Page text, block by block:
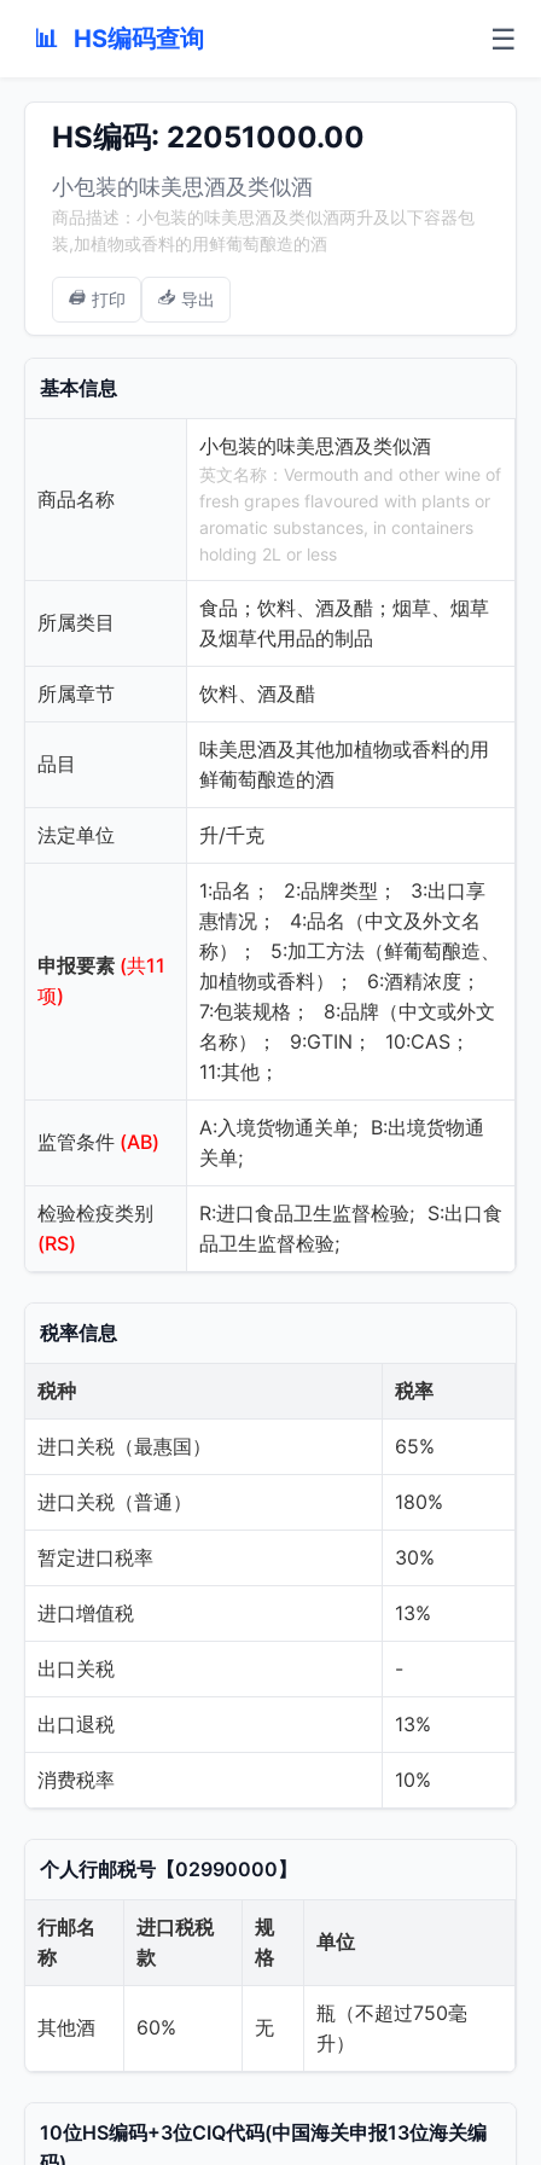
📊 HS编码查询 ☰
HS编码: 22051000.00
小包装的味美思酒及类似酒
商品描述：小包装的味美思酒及类似酒两升及以下容器包
装,加植物或香料的用鲜葡萄酿造的酒
🖨️ 打印 📥 导出
基本信息
商品名称
小包装的味美思酒及类似酒
英文名称：Vermouth and other wine of
fresh grapes flavoured with plants or
aromatic substances, in containers
holding 2L or less
所属类目
食品；饮料、酒及醋；烟草、烟草
及烟草代用品的制品
所属章节 饮料、酒及醋
品目
味美思酒及其他加植物或香料的用
鲜葡萄酿造的酒
法定单位 升/千克
申报要素 (共11
项)
1:品名； 2:品牌类型；
3:出口享
惠情况；
4:品名（中文及外文名
称）；
5:加工方法（鲜葡萄酿造、
加植物或香料）；
6:酒精浓度；
7:包装规格；
8:品牌（中文或外文
名称）；
9:GTIN；
10:CAS；
11:其他；
监管条件 (AB)
A:入境货物通关单; B:出境货物通
关单;
检验检疫类别
(RS)
R:进口食品卫生监督检验; S:出口食
品卫生监督检验;
税率信息
税种 税率
进口关税（最惠国） 65%
进口关税（普通） 180%
暂定进口税率 30%
进口增值税 13%
出口关税 -
出口退税 13%
消费税率 10%
个人行邮税号【02990000】
行邮名
称
进口税税
款
规
格
单位
其他酒 60% 无
瓶（不超过750毫
升）
10位HS编码+3位CIQ代码(中国海关申报13位海关编